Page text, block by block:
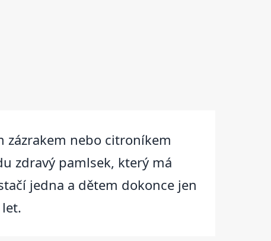
zázrakem nebo citroníkem
zdravý pamlsek, který má
jedna a dětem dokonce jen